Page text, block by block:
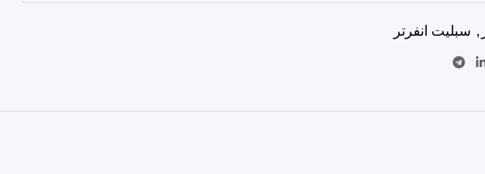
, سبليت انفرتر